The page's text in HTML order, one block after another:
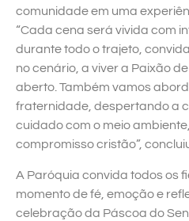
comunidade em uma
“Cada cena será vivida com
durante todo o trajeto,
no cenário, a viver a Paixão
aberto. Também vamos
fraternidade, despertando a
cuidado com o meio
compromisso cristão”,
A Paróquia convida todos os
momento de fé, emoção e
celebração da Páscoa do